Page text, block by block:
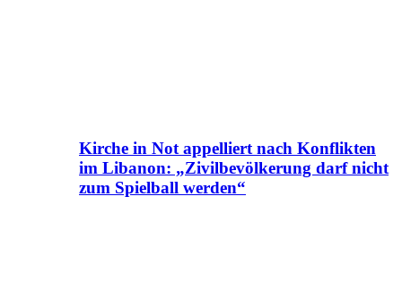
Kirche in Not appelliert nach Konflikten
im Libanon: „Zivilbevölkerung darf nicht
zum Spielball werden“